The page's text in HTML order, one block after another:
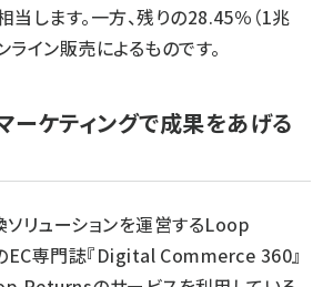
します。一方、残りの28.45％（1兆
イン販売によるものです。
ーケティングで成果をあげる
リューションを運営するLoop
EC専門誌『Digital Commerce 360』